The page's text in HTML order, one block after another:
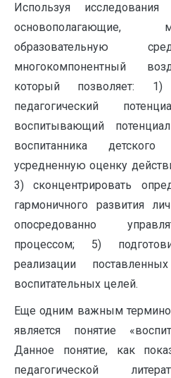
Используя
основополагающие,
многокомпонентный
который позволяет: 1)
педагогический
воспитывающий
воспитанника
усредненную оценку
3) сконцентрировать
гармоничного развития
опосредованно
процессом; 5)
реализации
воспитательных целей.
Еще одним важным
является понятие
Данное понятие, как
педагогической